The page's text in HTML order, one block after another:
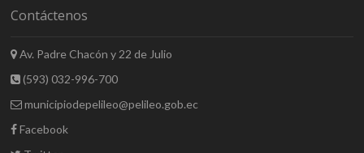
Contáctenos
Av. Padre Chacón y 22 de Julio
(593) 032-996-700
municipiodepelileo@pelileo.gob.ec
Facebook